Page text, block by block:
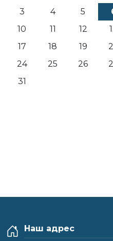
3
4 5
10
11 12
17
18 19
24
25 26
31
Наш адрес